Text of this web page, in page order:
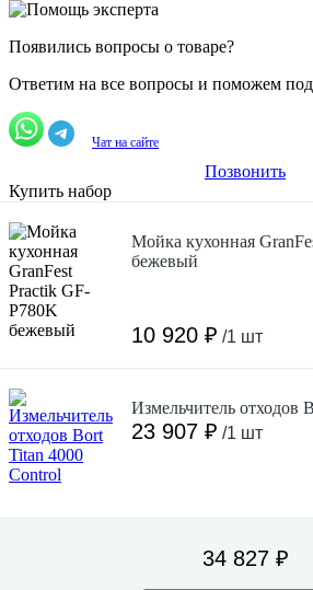
Появились вопросы о товаре?
Ответим на все вопросы и поможем
Чат на сайте
Позвонить
Купить набор
Мойка кухонная
бежевый
10 920 ₽ /1 шт
Измельчитель отходов
23 907 ₽ /1 шт
34 827 ₽